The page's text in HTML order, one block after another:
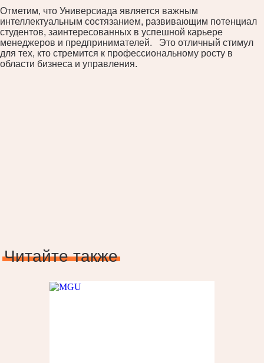
Отметим, что Универсиада является важным
интеллектуальным состязанием, развивающим потенциал
студентов, заинтересованных в успешной карьере
менеджеров и предпринимателей. Это отличный стимул
для тех, кто стремится к профессиональному росту в
области бизнеса и управления.
Читайте также